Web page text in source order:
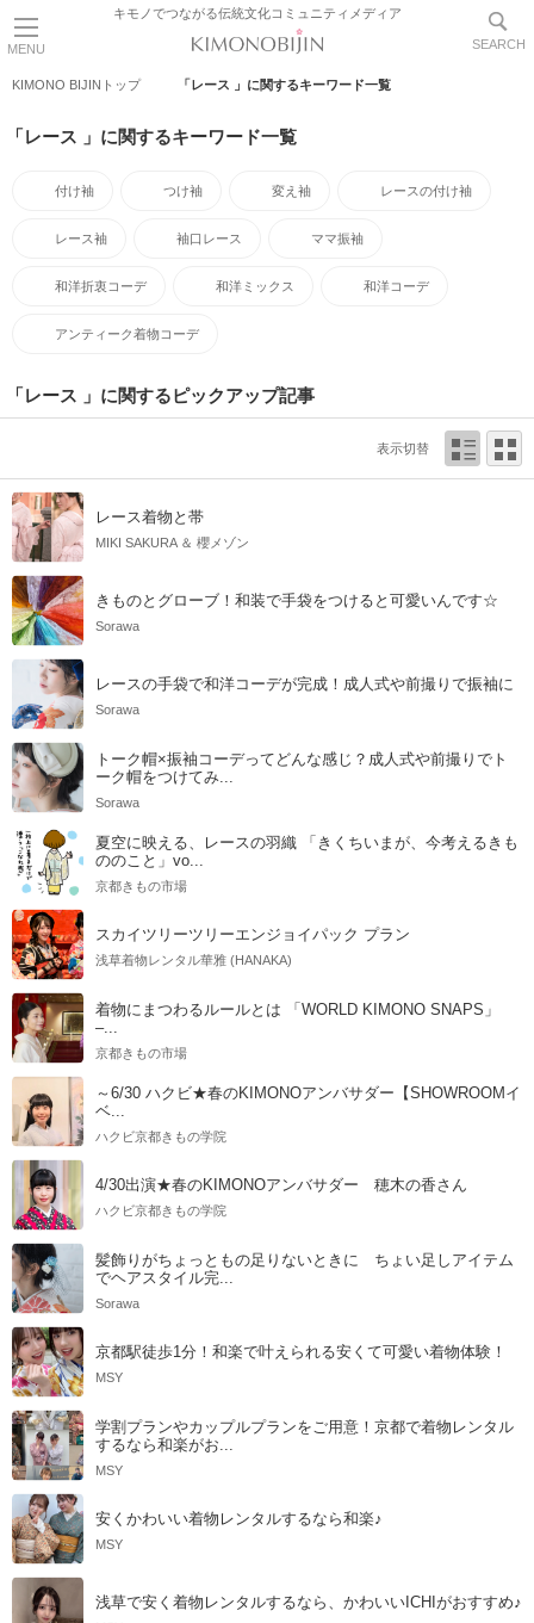
MENU
キモノでつながる伝統文化コミュニティメディア
SEARCH
KIMONO BIJINトップ 「レース 」に関するキーワード一覧
「レース 」に関するキーワード一覧
付け袖 つけ袖 変え袖 レースの付け袖
レース袖 袖口レース ママ振袖
和洋折衷コーデ 和洋ミックス 和洋コーデ
アンティーク着物コーデ
「レース 」に関するピックアップ記事
表示切替
レース着物と帯
MIKI SAKURA ＆ 櫻メゾン
きものとグローブ！和装で手袋をつけると可愛いんです☆
Sorawa
レースの手袋で和洋コーデが完成！成人式や前撮りで振袖に
Sorawa
トーク帽×振袖コーデってどんな感じ？成人式や前撮りでト
ーク帽をつけてみ...
Sorawa
夏空に映える、レースの羽織 「きくちいまが、今考えるきも
ののこと」vo...
京都きもの市場
スカイツリーツリーエンジョイパック プラン
浅草着物レンタル華雅 (HANAKA)
着物にまつわるルールとは 「WORLD KIMONO SNAPS」
–...
京都きもの市場
～6/30 ハクビ★春のKIMONOアンバサダー【SHOWROOMイ
ベ...
ハクビ京都きもの学院
4/30出演★春のKIMONOアンバサダー 穂木の香さん
ハクビ京都きもの学院
髪飾りがちょっともの足りないときに ちょい足しアイテム
でヘアスタイル完...
Sorawa
京都駅徒歩1分！和楽で叶えられる安くて可愛い着物体験！
MSY
学割プランやカップルプランをご用意！京都で着物レンタル
するなら和楽がお...
MSY
安くかわいい着物レンタルするなら和楽♪
MSY
浅草で安く着物レンタルするなら、かわいいICHIがおすすめ♪